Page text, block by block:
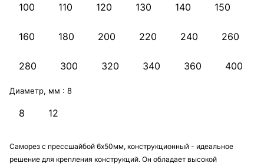
100 110 120 130 140 150
160 180 200 220 240 260
280 300 320 340 360 400
Диаметр, мм : 8
8 12
Саморез с прессшайбой 6х50мм, конструкционный - идеальное
решение для крепления конструкций. Он обладает высокой